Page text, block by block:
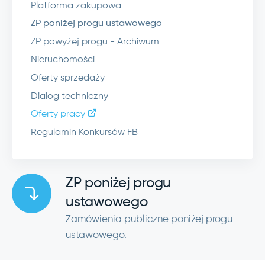
Platforma zakupowa
ZP poniżej progu ustawowego
ZP powyżej progu - Archiwum
Nieruchomości
Oferty sprzedaży
Dialog techniczny
Oferty pracy
Regulamin Konkursów FB
ZP poniżej progu
ustawowego
Zamówienia publiczne poniżej progu
ustawowego.